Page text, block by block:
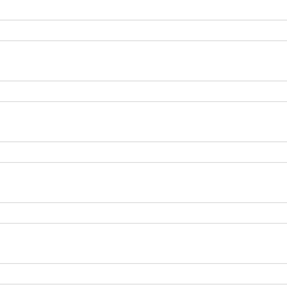
in:
Nell'industria alimentare
loro interno di diversi gruppi